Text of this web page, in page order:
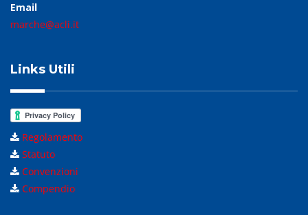
Email
marche@acli.it
Links Utili
Regolamento
Statuto
Convenzioni
Compendio